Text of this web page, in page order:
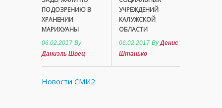
ПОДОЗРЕНИЮ В
ХРАНЕНИИ
МАРИХУАНЫ
06.02.2017 By
Даниэль Швец
УЧРЕЖДЕНИЙ
КАЛУЖСКОЙ
ОБЛАСТИ
06.02.2017 ByДенис
Штанько
Новости СМИ2